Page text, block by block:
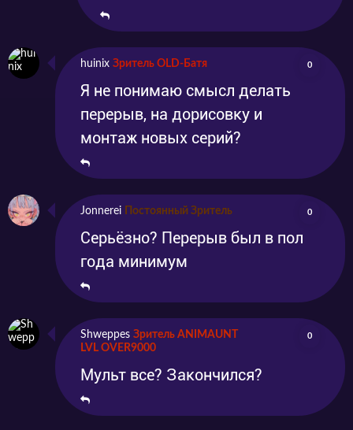
huinix Зритель OLD-Батя 0
Я не понимаю смысл делать
перерыв, на дорисовку и
монтаж новых серий?
Jonnerei Постоянный Зритель 0
Серьёзно? Перерыв был в пол
года минимум
Shweppes Зритель ANIMAUNT
LVL OVER9000
0
Мульт все? Закончился?